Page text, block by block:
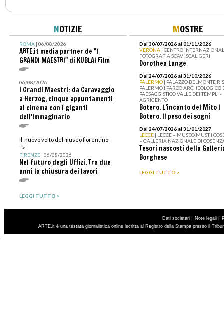
NOTIZIE
ROMA| 06/08/2026
ARTE.it media partner de "I
GRANDI MAESTRI" di KUBLAI Film
06/08/2026
I Grandi Maestri: da Caravaggio
a Herzog, cinque appuntamenti
al cinema con i giganti
dell'immaginario
Il nuovo volto del museo fiorentino
">
FIRENZE| 06/08/2026
Nel futuro degli Uffizi. Tra due
anni la chiusura dei lavori
LEGGI TUTTO >
MOSTRE
Dal 30/07/2026 al 01/11/2026
VERONA | CENTRO
FOTOGRAFIA SCAVI SCALIGERI
Dorothea Lange
Dal 24/07/2026 al 31/10/2026
PALERMO | PALAZZO BELMONTE
PALERMO I PARCO ARCHEOLOGICO
PAESAGGISTICO VALLE DEI TEMPLI -
AGRIGENTO
Botero. L’incanto del Mito I
Botero. Il peso dei sogni
Dal 24/07/2026 al 31/01/2027
LECCE | LECCE – MUSEO MUST I
– GALLERIA NAZIONALE DI
Tesori nascosti della
Borghese
LEGGI TUTTO >
Dati societari | Note legali |
ARTE.it è una testata giornalistica online iscritta al Registro della Stampa presso il